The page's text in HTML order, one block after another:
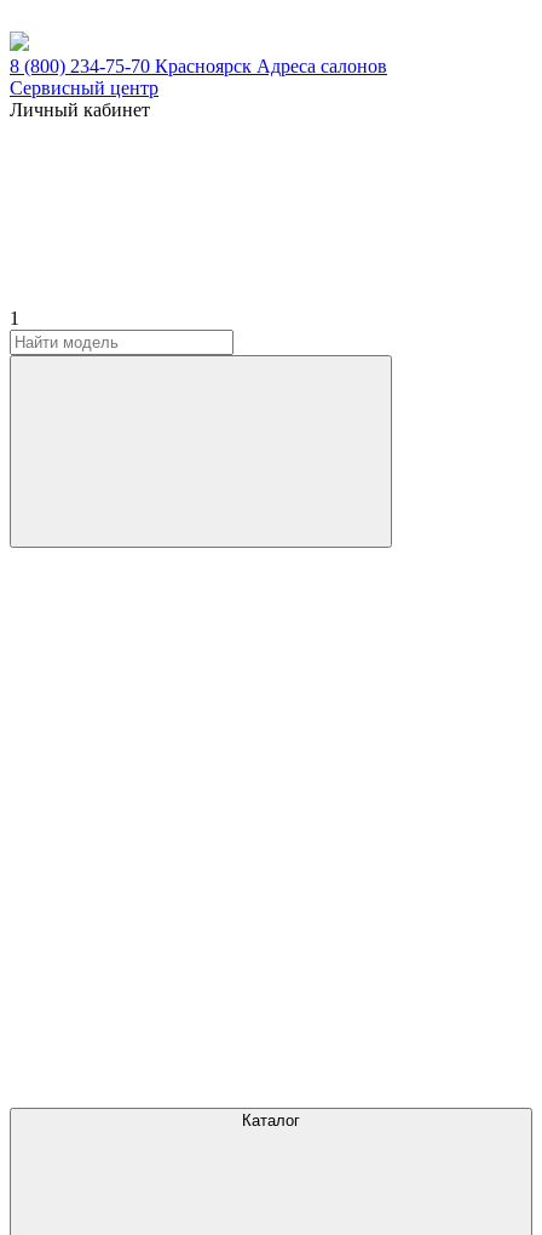
8 (800) 234-75-70 Красноярск Адреса салонов
Сервисный центр
Личный кабинет
1
Каталог